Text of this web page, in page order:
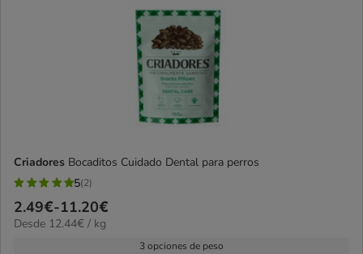
Criadores Bocaditos Cuidado Dental para perros
5
estrellas
con
5(2)
Precio
de
2.49€-11.20€
12.44€
Desde 12.44€ / kg
3 opciones de peso